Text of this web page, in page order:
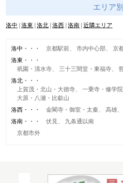
エリア別
洛中 洛東 洛北 洛西 洛南 近隣エリア
洛中 京都駅前 市内中心部 京
洛東
祇園・清水寺
三十三間堂・東福寺
洛北
上賀茂・北山・大徳寺
一乗寺・修学院
大原・八瀬・比叡山
洛西
金閣寺・御室・太秦 高雄
洛南
伏見 九条通以南
京都市外